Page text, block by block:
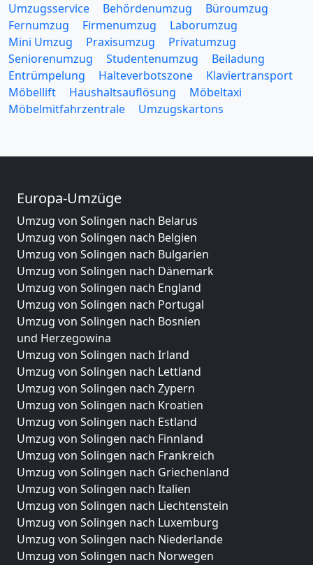
Umzugsservice Behördenumzug
Büroumzug
Fernumzug
Firmenumzug
Laborumzug
Mini Umzug
Praxisumzug
Privatumzug
Seniorenumzug
Studentenumzug
Beiladung
Entrümpelung
Halteverbotszone
Klaviertransport
Möbellift
Haushaltsauflösung
Möbeltaxi
Möbelmitfahrzentrale
Umzugskartons
Europa-Umzüge
Umzug von Solingen nach Belarus
Umzug von Solingen nach Belgien
Umzug von Solingen nach Bulgarien
Umzug von Solingen nach Dänemark
Umzug von Solingen nach England
Umzug von Solingen nach Portugal
Umzug von Solingen nach Bosnien
und Herzegowina
Umzug von Solingen nach Irland
Umzug von Solingen nach Lettland
Umzug von Solingen nach Zypern
Umzug von Solingen nach Kroatien
Umzug von Solingen nach Estland
Umzug von Solingen nach Finnland
Umzug von Solingen nach Frankreich
Umzug von Solingen nach Griechenland
Umzug von Solingen nach Italien
Umzug von Solingen nach Liechtenstein
Umzug von Solingen nach Luxemburg
Umzug von Solingen nach Niederlande
Umzug von Solingen nach Norwegen